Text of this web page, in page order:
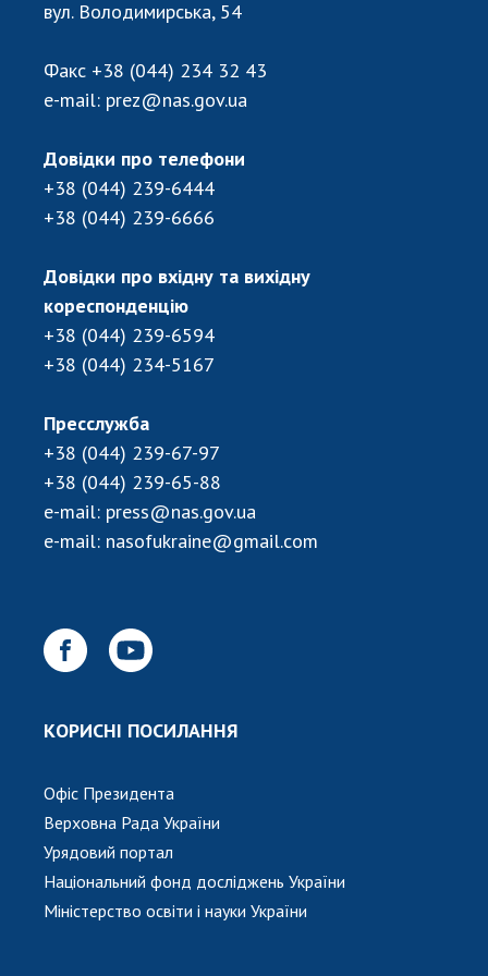
Відкрита наука в НАН України
Робота з молоддю
МІЖНАРОДНЕ СПІВРОБІТНИЦТВО
Членство в міжнародних організаціях
Міжнародні угоди
ДОКУМЕНТИ
Нормативні акти НАН України
Державний бюджет НАН України
Вибори до складу НАН України
Бланки документів
НОВИНИ
ЗАСІДАННЯ ПРЕЗИДІЇ НАН УКРАЇНИ
МЕДІА ПРО НАС
АКАДЕМІЯ КОМЕНТУЄ
КОНТАКТИ
КАБІНЕТ
вул. Володимирська, 54
Факс +38 (044) 234 32 43
e-mail: prez@nas.gov.ua
Довідки про телефони
+38 (044) 239-6444
+38 (044) 239-6666
Довідки про вхідну та вихідну
кореспонденцію
+38 (044) 239-6594
+38 (044) 234-5167
Пресслужба
+38 (044) 239-67-97
+38 (044) 239-65-88
e-mail: press@nas.gov.ua
e-mail: nasofukraine@gmail.com
КОРИСНІ ПОСИЛАННЯ
Офіс Президента
Верховна Рада України
Урядовий портал
Національний фонд досліджень України
Міністерство освіти і науки України